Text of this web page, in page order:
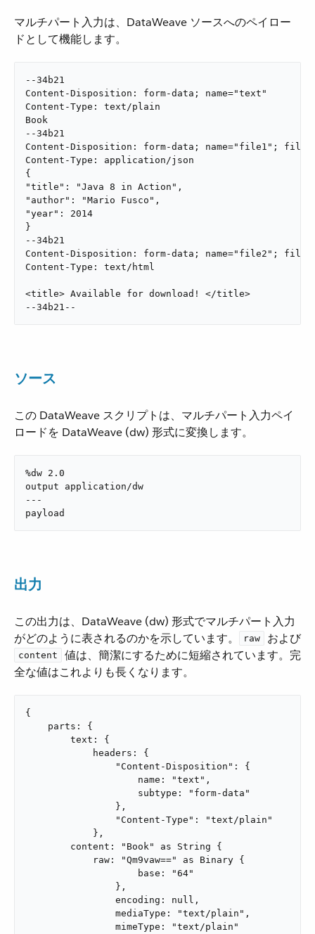
マルチパート入力は、DataWeave ソースへのペイロー
ドとして機能します。
--34b21
Content-Disposition: form-data; name="text"
Content-Type: text/plain
Book
--34b21
Content-Disposition: form-data; name="file1";
Content-Type: application/json
{
"title": "Java 8 in Action",
"author": "Mario Fusco",
"year": 2014
}
--34b21
Content-Disposition: form-data; name="file2";
Content-Type: text/html
<title> Available for download! </title>
--34b21--
ソース
この DataWeave スクリプトは、マルチパート入力ペイ
ロードを DataWeave (dw) 形式に変換します。
%dw 2.0
output application/dw
---
payload
出力
この出力は、DataWeave (dw) 形式でマルチパート入力
がどのように表されるのかを示しています。​
raw
​ および
content
​ 値は、簡潔にするために短縮されています。完
全な値はこれよりも長くなります。
{
    parts: {
        text: {
            headers: {
                "Content-Disposition": {
                    name: "text",
                    subtype: "form-data"
                },
                "Content-Type": "text/plain"
            },
        content: "Book" as String {
            raw: "Qm9vaw==" as Binary {
                    base: "64"
                },
                encoding: null,
                mediaType: "text/plain",
                mimeType: "text/plain"